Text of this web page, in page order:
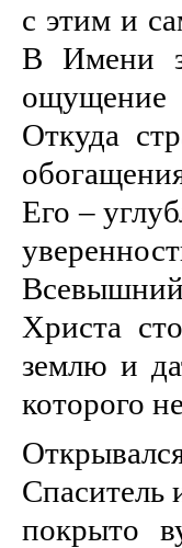
с этим и
В Имени
ощущение
Откуда
Его –
Христа
землю и
которого
Спаситель
покрыто